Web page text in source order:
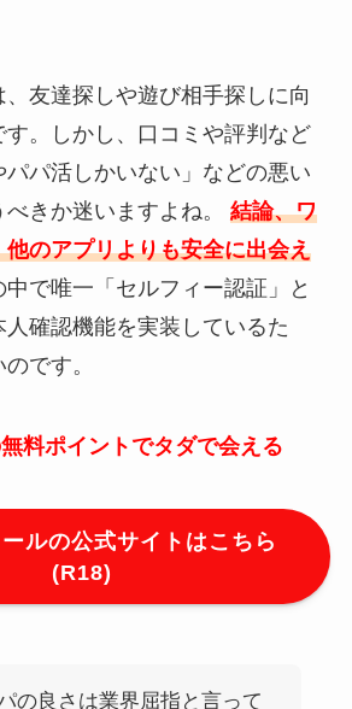
友達探しや遊び相手探しに向
す。しかし、口コミや評判など
パパ活しかいない」などの悪い
きか迷いますよね。 結論、ワ
のアプリよりも安全に出会え
で唯一「セルフィー認証」と
確認機能を実装しているた
です。
料ポイントでタダで会える
ルの公式サイトはこちら
(R18)
の良さは業界屈指と言って